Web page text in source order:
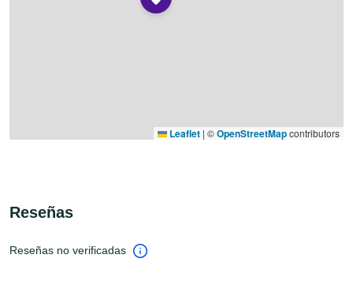
Leaflet | ©OpenStreetMapcontributors
Reseñas
Reseñas no verificadas